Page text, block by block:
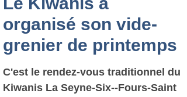
organisé son vide-
grenier de printemps
C'est le rendez-vous traditionnel du
Kiwanis La Seyne-Six--Fours-Saint